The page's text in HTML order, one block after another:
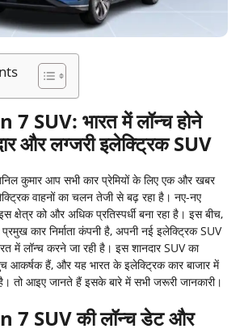
7 SUV: भारतमेंलॉन्चहोने
औरलग्जरीइलेक्ट्रिकSUV
कुमार आप सभी कार प्रेमियों के लिए एक और खबर
वाहनों का चलन तेजी से बढ़ रहा है। नए-नए
क्षेत्र को और अधिक प्रतिस्पर्धी बना रहा है। इस बीच,
कार निर्माता कंपनी है, अपनी नई इलेक्ट्रिक SUV
में लॉन्च करने जा रही है। इस शानदार SUV का
आकर्षक हैं, और यह भारत के इलेक्ट्रिक कार बाजार में
तो आइए जानते हैं इसके बारे में सभी जरूरी जानकारी।
7 SUVकी लॉन्च डेट और